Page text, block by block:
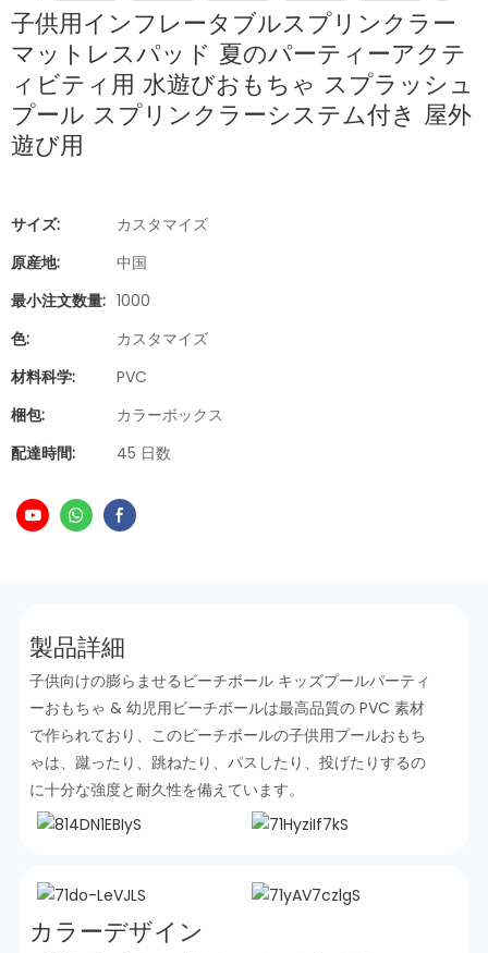
子供用インフレータブルスプリンクラー
マットレスパッド 夏のパーティーアクテ
ィビティ用 水遊びおもちゃ スプラッシュ
プール スプリンクラーシステム付き 屋外
遊び用
サイズ:
カスタマイズ
原産地:
中国
最小注文数量: 1000
色:
カスタマイズ
材料科学:
PVC
梱包:
カラーボックス
配達時間:
45 日数
製品詳細
子供向けの膨らませるビーチボール キッズプールパーティ
ーおもちゃ & 幼児用ビーチボールは最高品質の PVC 素材
で作られており、このビーチボールの子供用プールおもち
ゃは、蹴ったり、跳ねたり、パスしたり、投げたりするの
に十分な強度と耐久性を備えています。
カラーデザイン